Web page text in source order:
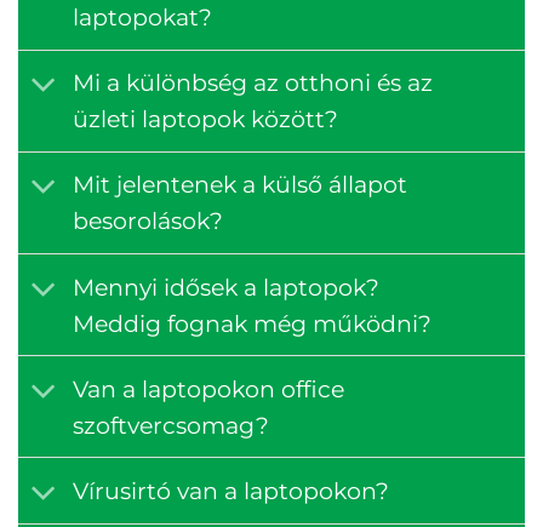
laptopokat?
Mi a különbség az otthoni és az
üzleti laptopok között?
Mit jelentenek a külső állapot
besorolások?
Mennyi idősek a laptopok?
Meddig fognak még működni?
Van a laptopokon office
szoftvercsomag?
Vírusirtó van a laptopokon?